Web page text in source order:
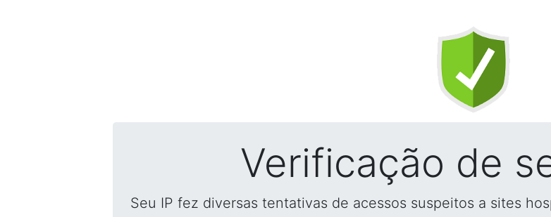
Verificação de
Seu IP fez diversas tentativas de acessos suspeitos a sites